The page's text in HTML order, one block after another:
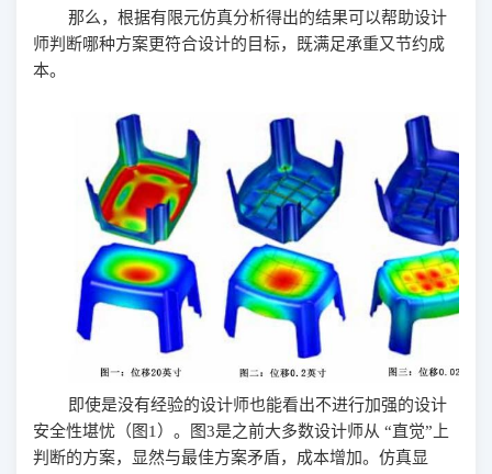
那么，根据有限元仿真分析得出的结果可以帮助设计
师判断哪种方案更符合设计的目标，既满足承重又节约成
本。
即使是没有经验的设计师也能看出不进行加强的设计
安全性堪忧（图 1）。图3是之前大多数设计师从 “直觉” 上
判断的方案，显然与最佳方案矛盾， 成本增加。仿真显